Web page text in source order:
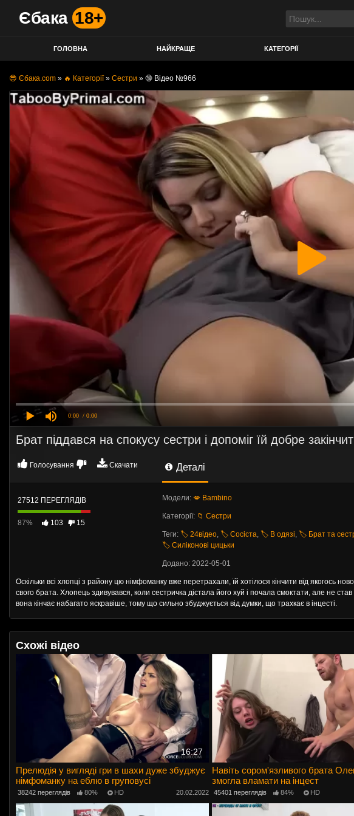
Єбака 18+
ГОЛОВНА НАЙКРАЩЕ КАТЕГОРІЇ
😎 Єбака.com » 🔥 Категорії» Сестри » 🔞 Відео №966
0:00 / 0:00
Брат піддався на спокусу сестри і допоміг їй добре
Голосування Скачати Деталі
27512 ПЕРЕГЛЯДІВ
87% 103 15
Модели: 💋 Bambino
Категорії: 📁 Сестри
Теги: 🏷️ 24відео, 🏷️ Сосіста, 🏷️ В одязі, 🏷️ Брат та
🏷️ Силіконові цицьки
Додано: 2022-05-01
Оскільки всі хлопці з району цю німфоманку вже перетрахали, їй хотілося кінчити від якогось
свого брата. Хлопець здивувався, коли сестричка дістала його хуй і почала смоктати, але не
вона кінчає набагато яскравіше, тому що сильно збуджується від думки, що трахкає в інцесті.
Схожі відео
16:27
Прелюдія у вигляді гри в шахи дуже збуджує
німфоманку на еблю в груповусі
38242 переглядів 80% HD 20.02.2022
Навіть сором'язливого брата
змогла вламати на інцест
45401 переглядів 84% HD